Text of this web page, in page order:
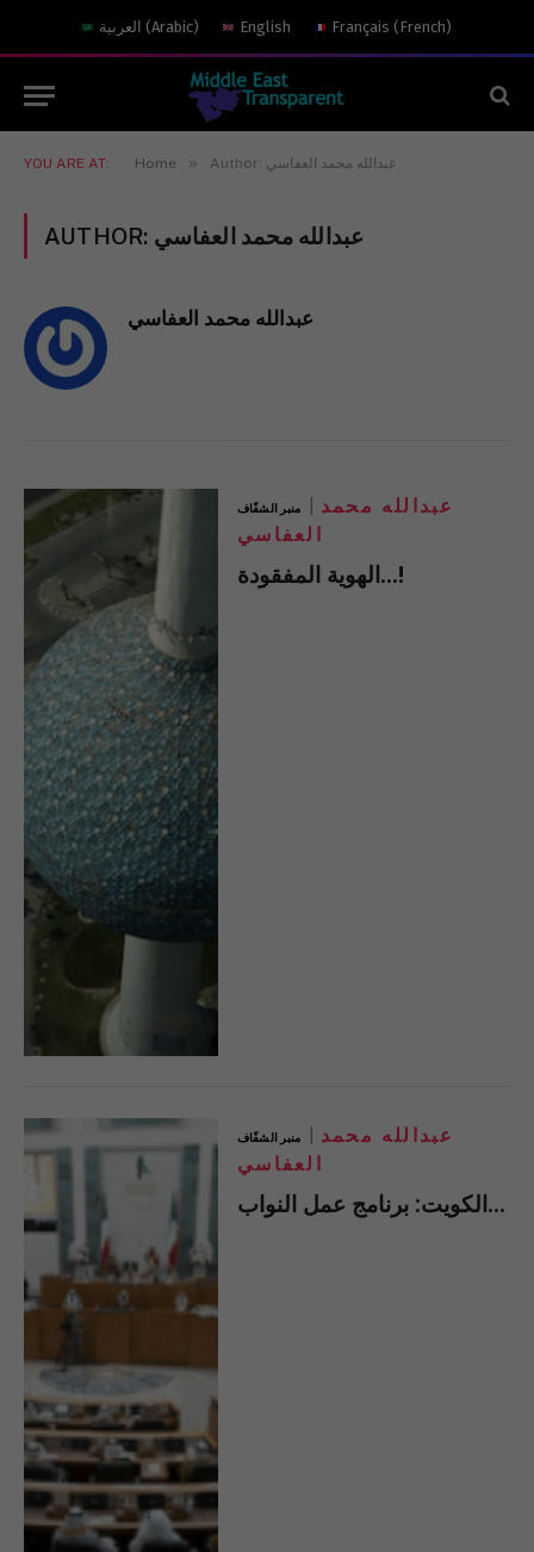
العربية (Arabic) English Français (French)
YOU ARE AT: Home » Author: عبدالله محمد العفاسي
AUTHOR: عبدالله محمد العفاسي
عبدالله محمد العفاسي
منبر الشفّاف
عبدالله محمد
العفاسي
الهوية المفقودة…!
منبر الشفّاف
عبدالله محمد
العفاسي
الكويت: برنامج عمل النواب…